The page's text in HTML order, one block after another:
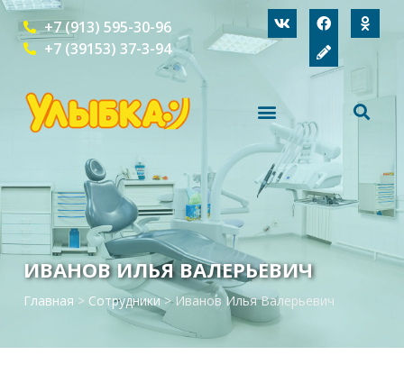
+7 (913) 595-30-96
+7 (39153) 37-3-94
ИВАНОВ ИЛЬЯ ВАЛЕРЬЕВИЧ
Главная > Сотрудники> Иванов Илья Валерьевич